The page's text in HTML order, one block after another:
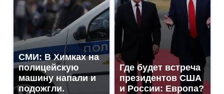
СМИ: В Химках на
полицейскую
машину напали и
подожгли.
Где будет встреча
президентов США
и России: Европа?